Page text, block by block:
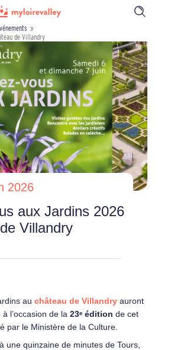
Ouvrir
de
»
de Villandry
2026
aux Jardins 2026
Villandry
au château de Villandry auront
, à l’occasion de la 23ᵉ édition de cet
par le Ministère de la Culture.
à une quinzaine de minutes de Tours,